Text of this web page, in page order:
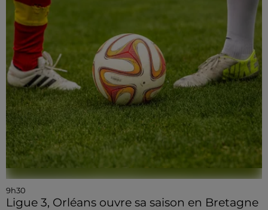
9h30
Ligue 3, Orléans ouvre sa saison en Bretagne